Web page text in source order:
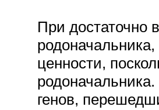
При достаточно
ценности,
генов,